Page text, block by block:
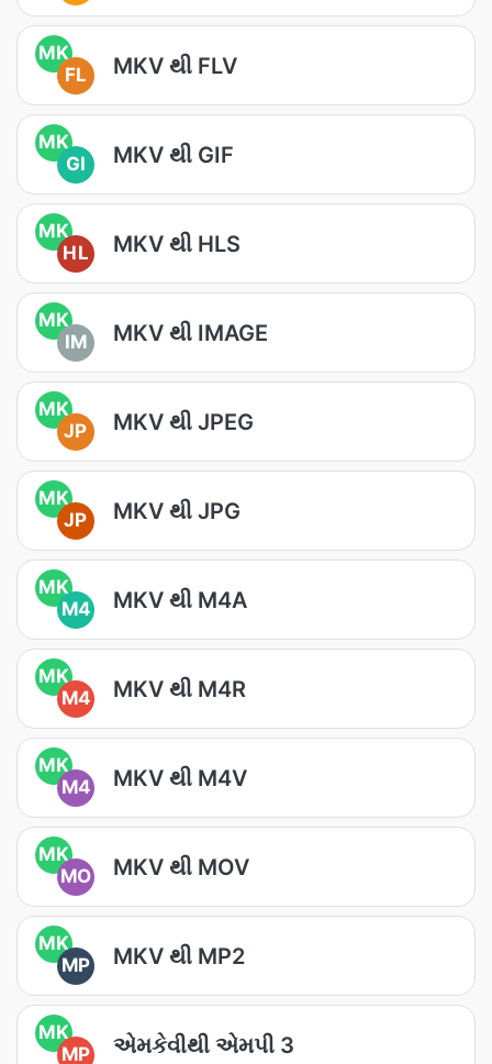
MK
FL
MKV થી FLV
MK
GI
MKV થી GIF
MK
HL
MKV થી HLS
MK
IM
MKV થી IMAGE
MK
JP
MKV થી JPEG
MK
JP
MKV થી JPG
MK
M4
MKV થી M4A
MK
M4
MKV થી M4R
MK
M4
MKV થી M4V
MK
MO
MKV થી MOV
MK
MP
MKV થી MP2
MK
MP
એમકેવીથી એમપી 3